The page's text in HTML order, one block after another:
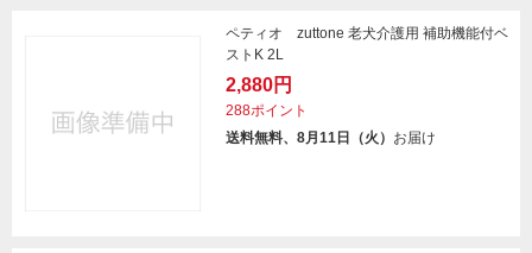
ペティオ zuttone 老犬介護用 補助機能付ベ
ストK 2L
2,880円
288ポイント
送料無料、8月11日（火） お届け